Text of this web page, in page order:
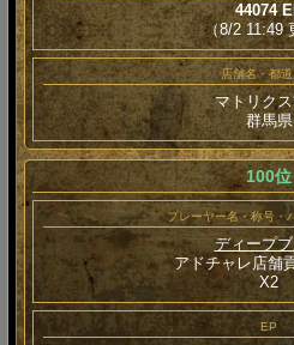
44074
（8/2 11:49
店舗名・都
マトリク
群馬県
100位
プレーヤー名・称号・
ディープ
アドチャレ店舗
Χ2
EP